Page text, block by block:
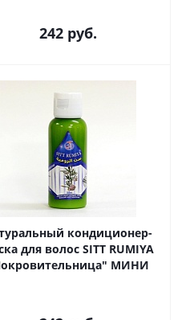
242руб.
кондиционер-
для волос SITT RUMIYA
МИНИ